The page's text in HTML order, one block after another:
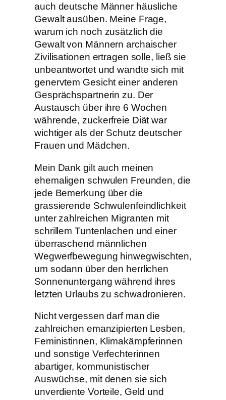
auch deutsche Männer häusliche
Gewalt ausüben. Meine Frage,
warum ich noch zusätzlich die
Gewalt von Männern archaischer
Zivilisationen ertragen solle, ließ sie
unbeantwortet und wandte sich mit
genervtem Gesicht einer anderen
Gesprächspartnerin zu. Der
Austausch über ihre 6 Wochen
währende, zuckerfreie Diät war
wichtiger als der Schutz deutscher
Frauen und Mädchen.
Mein Dank gilt auch meinen
ehemaligen schwulen Freunden, die
jede Bemerkung über die
grassierende Schwulenfeindlichkeit
unter zahlreichen Migranten mit
schrillem Tuntenlachen und einer
überraschend männlichen
Wegwerfbewegung hinwegwischten,
um sodann über den herrlichen
Sonnenuntergang während ihres
letzten Urlaubs zu schwadronieren.
Nicht vergessen darf man die
zahlreichen emanzipierten Lesben,
Feministinnen, Klimakämpferinnen
und sonstige Verfechterinnen
abartiger, kommunistischer
Auswüchse, mit denen sie sich
unverdiente Vorteile, Geld und